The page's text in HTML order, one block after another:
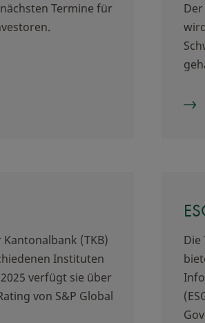
Termine für
(TKB)
Instituten
verfügt sie über
von S&P Global
Die